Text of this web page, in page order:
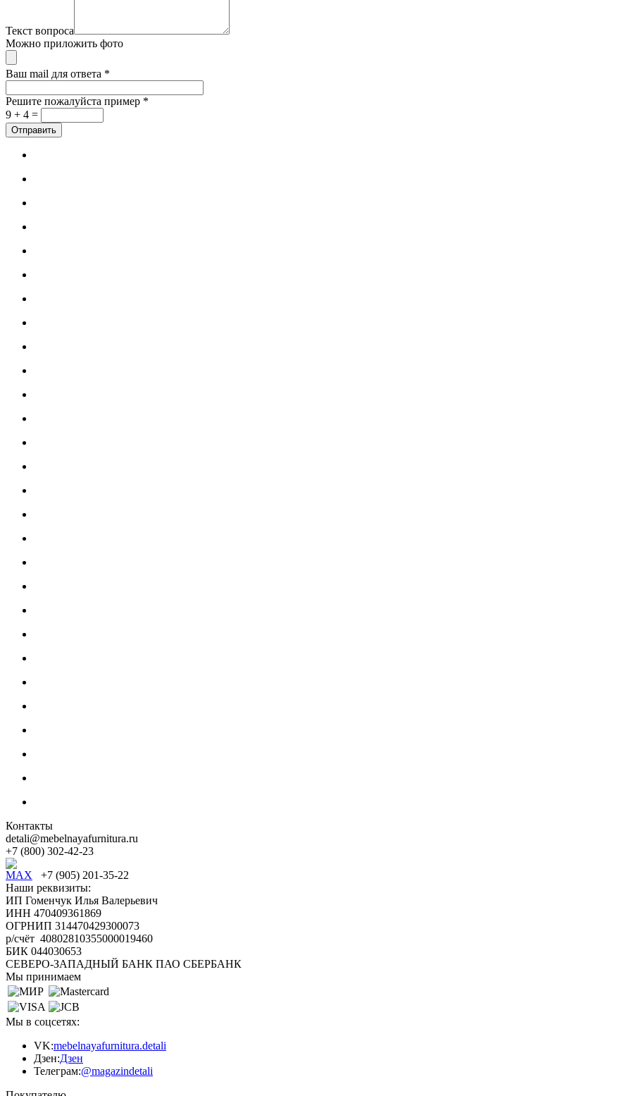
Текст вопроса
Можно приложить фото
Ваш mail для ответа *
Решите пожалуйста пример *
9 + 4 =
Контакты
detali@mebelnayafurnitura.ru
+7 (800) 302-42-23
+7 (905) 201-35-22
Наши реквизиты:
ИП Гоменчук Илья Валерьевич
ИНН 470409361869
ОГРНИП 314470429300073
р/счёт 40802810355000019460
БИК 044030653
СЕВЕРО-ЗАПАДНЫЙ БАНК ПАО СБЕРБАНК
Мы принимаем
Мы в соцсетях:
VK:mebelnayafurnitura.detali
Дзен:Дзен
Телеграм:@magazindetali